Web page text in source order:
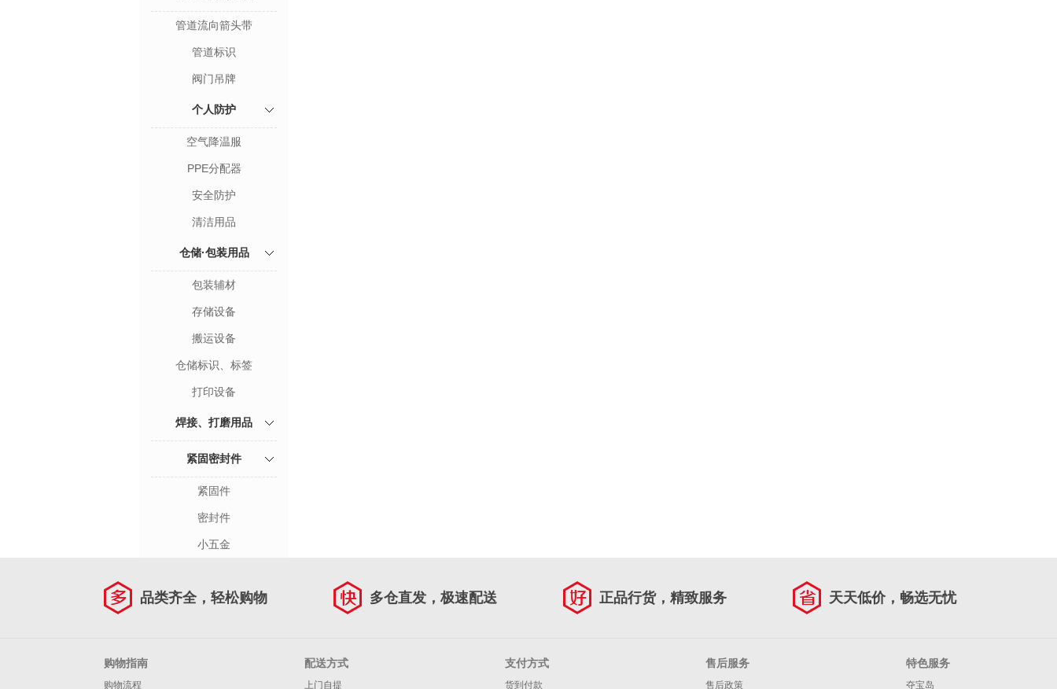
管道流向箭头带
管道标识
阀门吊牌
个人防护
空气降温服
PPE分配器
安全防护
清洁用品
仓储·包装用品
包装辅材
存储设备
搬运设备
仓储标识、标签
打印设备
焊接、打磨用品
紧固密封件
紧固件
密封件
小五金
品类齐全，轻松购物 多仓直发，极速配送 正品行货，精致服务 天天低价，畅选无忧
购物指南
购物流程
配送方式
上门自提
支付方式
货到付款
售后服务
售后政策
特色服务
夺宝岛